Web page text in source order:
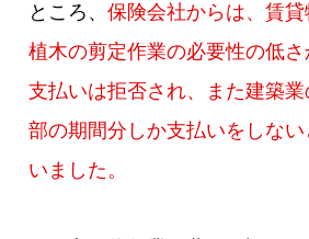
ところ、保険会社からは、賃
植木の剪定作業の必要性の低
支払いは拒否され、また建築
部の期間分しか支払いをしない
いました。